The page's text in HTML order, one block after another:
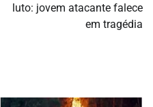
luto: jovem atacante falece
em tragédia